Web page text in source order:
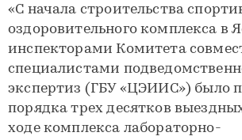
«С начала строительства
оздоровительного комплекса в
инспекторами Комитета
специалистами
экспертиз (ГБУ «ЦЭИИС») было
порядка трех десятков
ходе комплекса лабораторно-